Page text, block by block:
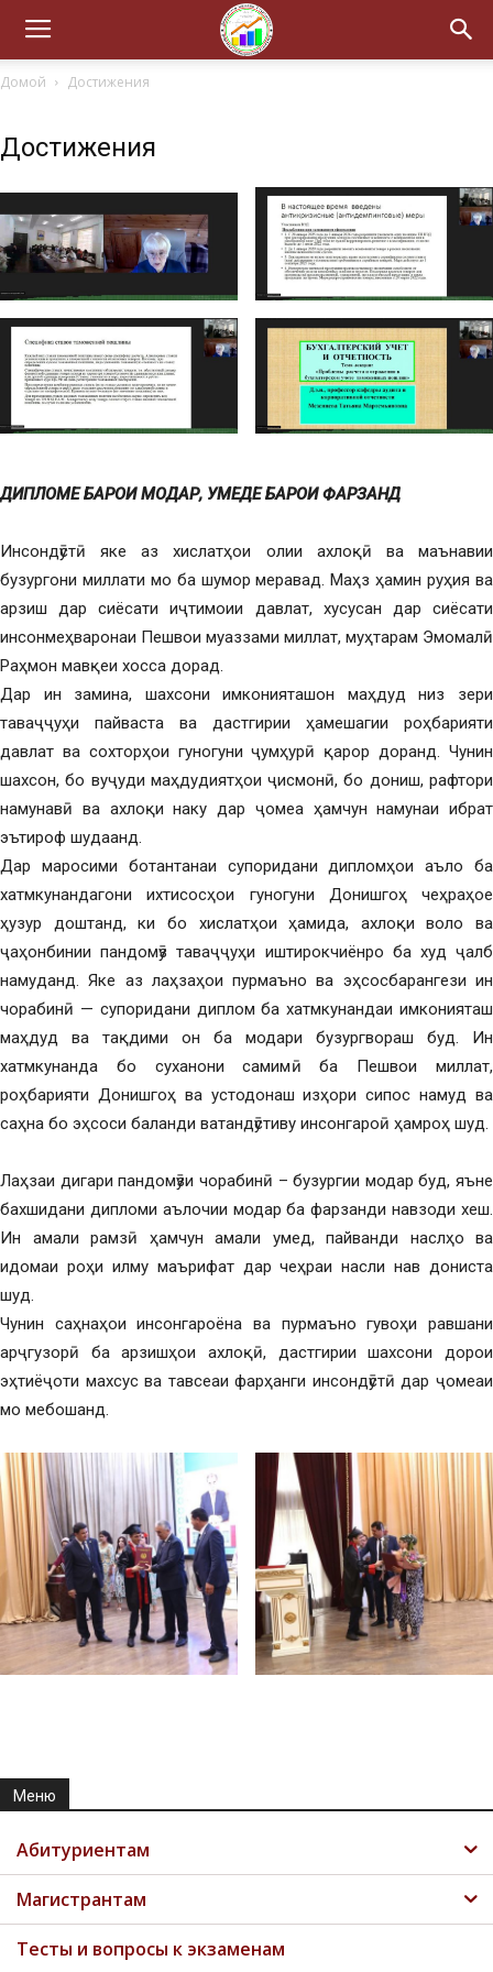
Домой Достижения
Достижения
ДИПЛОМЕ БАРОИ МОДАР, УМЕДЕ БАРОИ ФАРЗАНД
Инсондӯстӣ яке аз хислатҳои олии ахлоқӣ ва маънавии
бузургони миллати мо ба шумор меравад. Маҳз ҳамин руҳия ва
арзиш дар сиёсати иҷтимоии давлат, хусусан дар сиёсати
инсонмеҳваронаи Пешвои муаззами миллат, муҳтарам Эмомалӣ
Раҳмон мавқеи хосса дорад.
Дар ин замина, шахсони имконияташон маҳдуд низ зери
таваҷҷуҳи пайваста ва дастгирии ҳамешагии роҳбарияти
давлат ва сохторҳои гуногуни ҷумҳурӣ қарор доранд. Чунин
шахсон, бо вуҷуди маҳдудиятҳои ҷисмонӣ, бо дониш, рафтори
намунавӣ ва ахлоқи наку дар ҷомеа ҳамчун намунаи ибрат
эътироф шудаанд.
Дар маросими ботантанаи супоридани дипломҳои аъло ба
хатмкунандагони ихтисосҳои гуногуни Донишгоҳ чеҳраҳое
ҳузур доштанд, ки бо хислатҳои ҳамида, ахлоқи воло ва
ҷаҳонбинии пандомӯз таваҷҷуҳи иштирокчиёнро ба худ ҷалб
намуданд. Яке аз лаҳзаҳои пурмаъно ва эҳсосбарангези ин
чорабинӣ — супоридани диплом ба хатмкунандаи имконияташ
маҳдуд ва тақдими он ба модари бузургвораш буд. Ин
хатмкунанда бо суханони самимӣ ба Пешвои миллат,
роҳбарияти Донишгоҳ ва устодонаш изҳори сипос намуд ва
саҳна бо эҳсоси баланди ватандӯстиву инсонгароӣ ҳамроҳ шуд.
Лаҳзаи дигари пандомӯзи чорабинӣ – бузургии модар буд, яъне
бахшидани дипломи аълочии модар ба фарзанди навзоди хеш.
Ин амали рамзӣ ҳамчун амали умед, пайванди наслҳо ва
идомаи роҳи илму маърифат дар чеҳраи насли нав дониста
шуд.
Чунин саҳнаҳои инсонгароёна ва пурмаъно гувоҳи равшани
арҷгузорӣ ба арзишҳои ахлоқӣ, дастгирии шахсони дорои
эҳтиёҷоти махсус ва тавсеаи фарҳанги инсондӯстӣ дар ҷомеаи
мо мебошанд.
Меню
Абитуриентам
Магистрантам
Тесты и вопросы к экзаменам